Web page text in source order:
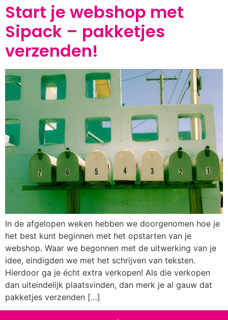
Start je webshop met
Sipack – pakketjes
verzenden!
In de afgelopen weken hebben we doorgenomen hoe je
het best kunt beginnen met het opstarten van je
webshop. Waar we begonnen met de uitwerking van je
idee, eindigden we met het schrijven van teksten.
Hierdoor ga je écht extra verkopen! Als die verkopen
dan uiteindelijk plaatsvinden, dan merk je al gauw dat
pakketjes verzenden […]